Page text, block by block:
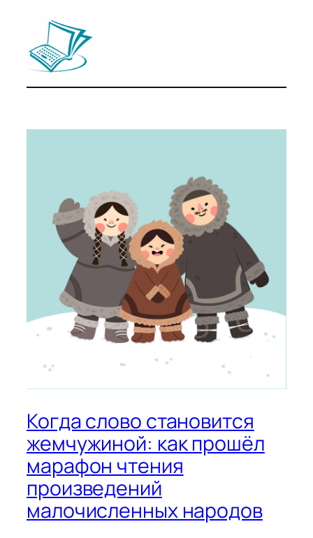
Когда слово становится
жемчужиной: как прошёл
марафон чтения
произведений
малочисленных народов